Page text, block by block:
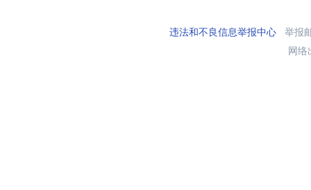
违法和不良信息举报中心举报
网